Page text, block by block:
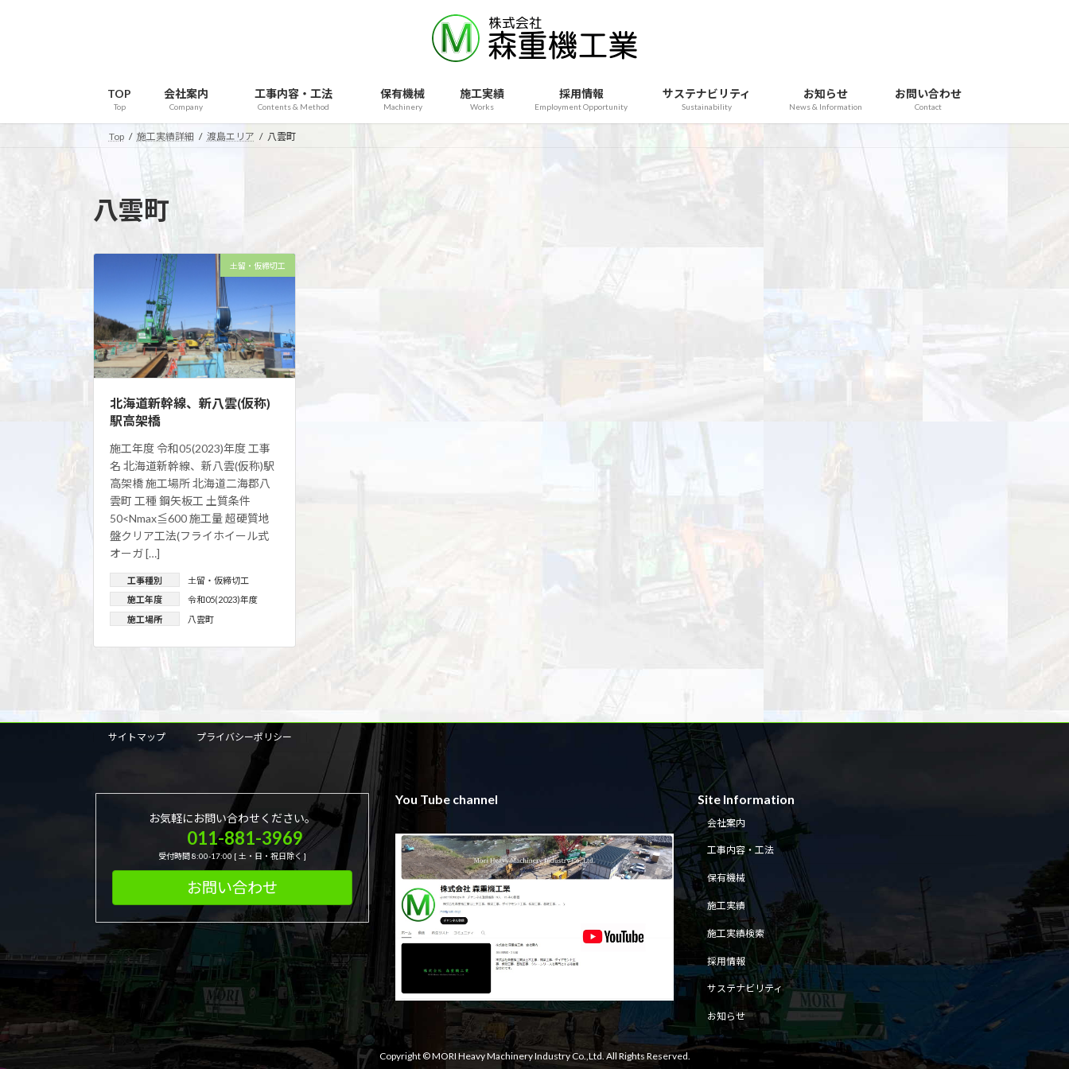
ス
ン
TOP
Top
会社案内
Company
工事内容・工法
Contents & Method
保有機械
Machinery
施工実績
Works
採用情報
Employment Opportunity
サステナビリティ
Sustainability
お知らせ
News & Information
お問い合わせ
Contact
Top 施工実績詳細 渡島エリア 八雲町
八雲町
土留・仮締切工
北海道新幹線、新八雲(仮称)
駅高架橋
施工年度 令和05(2023)年度 工事
名 北海道新幹線、新八雲(仮称)駅
高架橋 施工場所 北海道二海郡八
雲町 工種 鋼矢板工 土質条件
50<Nmax≦600 施工量 超硬質地
盤クリア工法(フライホイール式
オーガ […]
工事種別
土留・仮締切工
施工年度
令和05(2023)年度
施工場所
八雲町
サイトマップ プライバシーポリシー
お気軽にお問い合わせください。
011-881-3969
受付時間 8:00-17:00 [ 土・日・祝日除く ]
お問い合わせ
You Tube channel Site Information
会社案内
工事内容・工法
保有機械
施工実績
施工実績検索
採用情報
サステナビリティ
お知らせ
Copyright © MORI Heavy Machinery Industry Co.,Ltd. All Rights Reserved.